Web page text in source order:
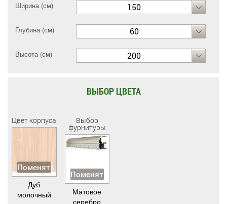
Ширина (см) 150
Глубина (см) 60
Высота (см) 200
ВЫБОР ЦВЕТА
Цвет корпуса
Поменять
Дуб
молочный
Выбор
фурнитуры
Поменять
Матовое
серебро